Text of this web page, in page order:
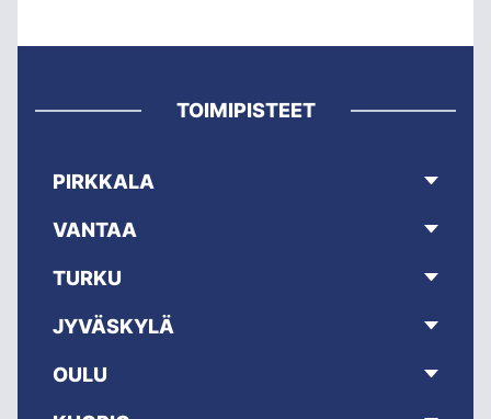
TOIMIPISTEET
PIRKKALA
VANTAA
TURKU
JYVÄSKYLÄ
OULU